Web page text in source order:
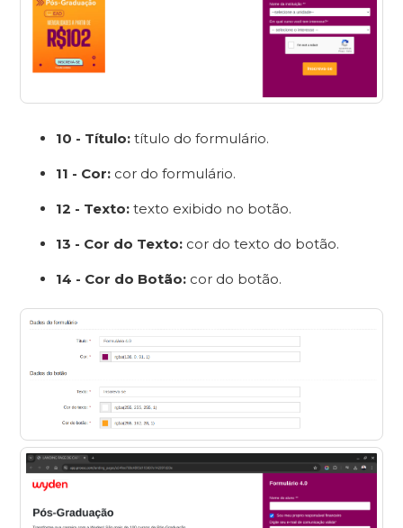
10 - Título: título do formulário.
11 - Cor: cor do formulário.
12 - Texto: texto exibido no botão.
13 - Cor do Texto: cor do texto do botão.
14 - Cor do Botão: cor do botão.